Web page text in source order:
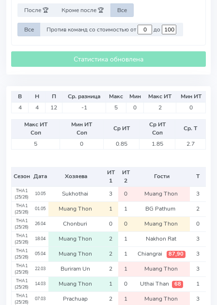
После 🏆 Кроме после 🏆 Все
Все Против команд со стоимостью от до
Статистика обновлена
В Н П Ср. разница Макс Мин Макс ИТ
Мин ИТ
4
4 12 -1 5 0 2 0
Макс ИТ
Соп
Мин ИТ
Соп
Ср ИТ
Ср ИТ
Соп
Ср. Т
5
0 0.85 1.85 2.7
Сезон Дата Хозяева
ИТ
1
ИТ
2
Гости Т
THA1
(25/26)
10.05 Sukhothai 3 0 Muang Thon 3
THA1
(25/26)
01.05 Muang Thon 1 1 BG Pathum 2
THA1
(25/26)
26.04 Chonburi 0 0 Muang Thon 0
THA1
(25/26)
18.04 Muang Thon 2 1 Nakhon Rat 3
THA1
(25/26)
05.04 Muang Thon 2 1 Chiangrai 87,90 3
THA1
(25/26)
22.03 Buriram Un 2 1 Muang Thon 3
THA1
(25/26)
14.03 Muang Thon 1 0 Uthai Than 68 1
THA1
(25/26)
07.03 Prachuap 2 1 Muang Thon 3